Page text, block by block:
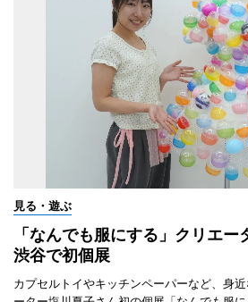
見る・遊ぶ
「なんでも服にする」クリエー
渋谷で初個展
カプセルトイやキッチンペーパーなど、身